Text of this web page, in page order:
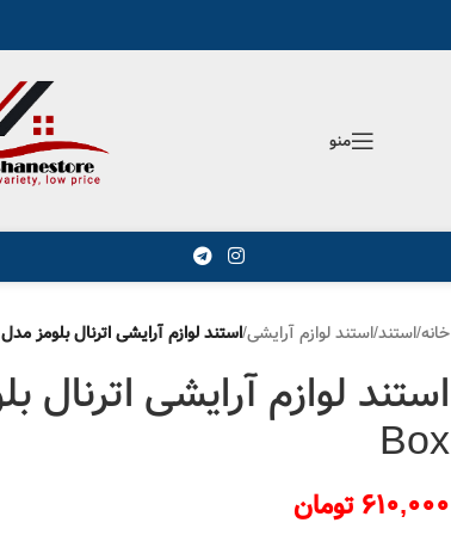
منو
خانه/استند/استند لوازم آرایشی/استند لوازم آرایشی اترنال بلومز مدل Royal Box
Box
610,000 تومان